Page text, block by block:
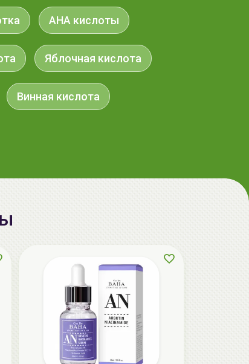
Бальзам для волос
250мл
aкция
Восстанавливающий крем-
для лица, 50мл
-50%
AHA кислоты
Яблочная кислота
Винная кислота